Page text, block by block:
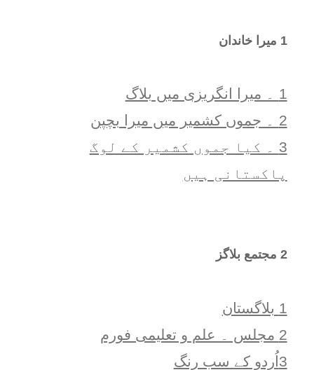
1 ميرا خاندان
1 ۔ ميرا انگريزی ميں بلاگ
2 ۔ جموں کشمیر میں میرا بچپن
3 ۔ کیا جموں کشمیر کے لوگ
پاکستانی ہیں
2 مجتمع بلاگز
1 بلاگستان
2 مجلس ۔ علم و تعلیمی فورم
3اُردو کے سب رنگ